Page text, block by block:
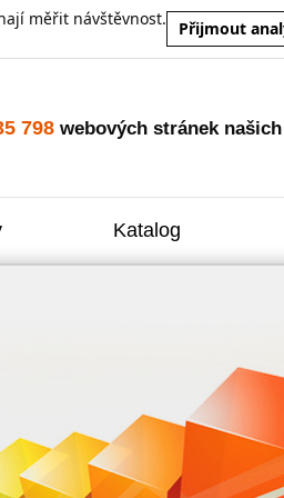
měřit návštěvnost.
Přijmout
798 webových stránek
Katalog